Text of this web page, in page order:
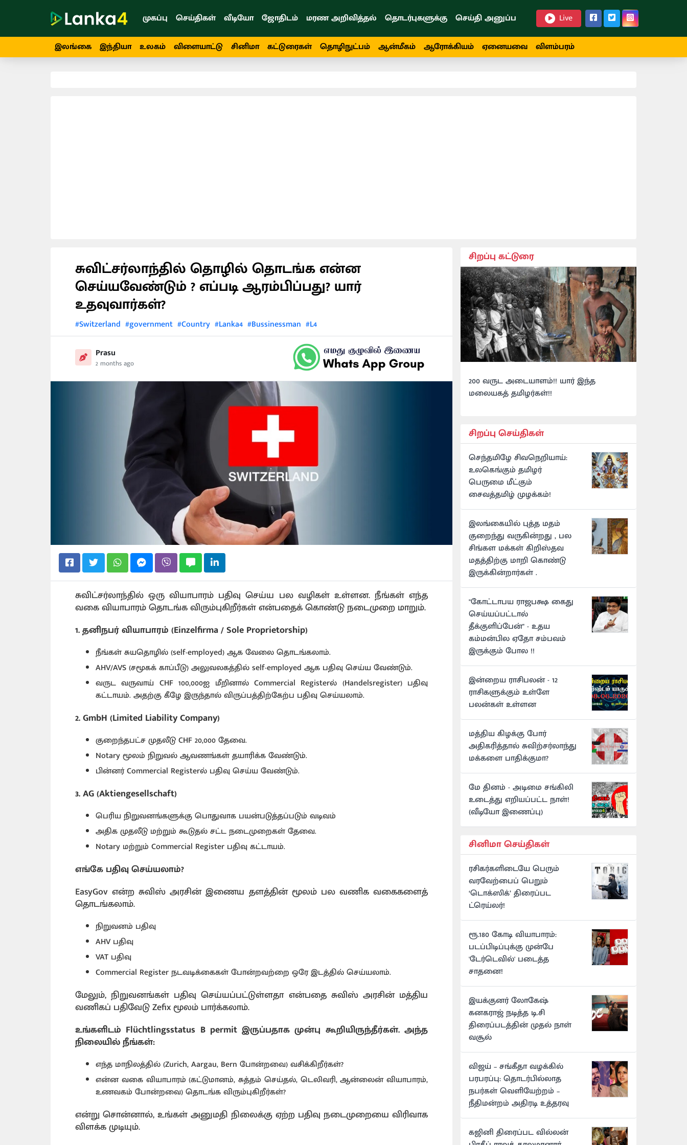
முகப்பு செய்திகள் வீடியோ ஜோதிடம் மரண அறிவித்தல் தொடர்புகளுக்கு செய்தி அனுப்ப Live
இலங்கை இந்தியா உலகம் விளையாட்டு சினிமா கட்டுரைகள் தொழிநுட்பம் ஆன்மீகம் ஆரோக்கியம் ஏனையவை விளம்பரம்
சுவிட்சர்லாந்தில் தொழில் தொடங்க என்ன
செய்யவேண்டும் ? எப்படி ஆரம்பிப்பது? யார்
உதவுவார்கள்?
#Switzerland #government #Country #Lanka4 #Bussinessman #L4
Prasu
2 months ago
சுவிட்சர்லாந்தில் ஒரு வியாபாரம் பதிவு செய்ய பல வழிகள் உள்ளன. நீங்கள் எந்த
வகை வியாபாரம் தொடங்க விரும்புகிறீர்கள் என்பதைக் கொண்டு நடைமுறை மாறும்.
1. தனிநபர் வியாபாரம் (Einzelfirma / Sole Proprietorship)
நீங்கள் சுயதொழில் (self-employed) ஆக வேலை தொடங்கலாம்.
AHV/AVS (சமூகக் காப்பீடு) அலுவலகத்தில் self-employed ஆக பதிவு செய்ய வேண்டும்.
வருட வருவாய் CHF 100,000ஐ மீறினால் Commercial Registerல் (Handelsregister) பதிவு
கட்டாயம். அதற்கு கீழே இருந்தால் விருப்பத்திற்கேற்ப பதிவு செய்யலாம்.
2. GmbH (Limited Liability Company)
குறைந்தபட்ச முதலீடு CHF 20,000 தேவை.
Notary மூலம் நிறுவல் ஆவணங்கள் தயாரிக்க வேண்டும்.
பின்னர் Commercial Registerல் பதிவு செய்ய வேண்டும்.
3. AG (Aktiengesellschaft)
பெரிய நிறுவனங்களுக்கு பொதுவாக பயன்படுத்தப்படும் வடிவம்
அதிக முதலீடு மற்றும் கூடுதல் சட்ட நடைமுறைகள் தேவை.
Notary மற்றும் Commercial Register பதிவு கட்டாயம்.
எங்கே பதிவு செய்யலாம்?
EasyGov என்ற சுவிஸ் அரசின் இணைய தளத்தின் மூலம் பல வணிக வகைகளைத்
தொடங்கலாம்.
நிறுவனம் பதிவு
AHV பதிவு
VAT பதிவு
Commercial Register நடவடிக்கைகள் போன்றவற்றை ஒரே இடத்தில் செய்யலாம்.
மேலும், நிறுவனங்கள் பதிவு செய்யப்பட்டுள்ளதா என்பதை சுவிஸ் அரசின் மத்திய
வணிகப் பதிவேடு Zefix மூலம் பார்க்கலாம்.
உங்களிடம் Flüchtlingsstatus B permit இருப்பதாக முன்பு கூறியிருந்தீர்கள். அந்த
நிலையில் நீங்கள்:
எந்த மாநிலத்தில் (Zurich, Aargau, Bern போன்றவை) வசிக்கிறீர்கள்?
என்ன வகை வியாபாரம் (கட்டுமானம், சுத்தம் செய்தல், டெலிவரி, ஆன்லைன் வியாபாரம்,
உணவகம் போன்றவை) தொடங்க விரும்புகிறீர்கள்?
என்று சொன்னால், உங்கள் அனுமதி நிலைக்கு ஏற்ற பதிவு நடைமுறையை விரிவாக
விளக்க முடியும்.
சிறப்பு கட்டுரை
200 வருட அடையாளம்!! யார் இந்த
மலையகத் தமிழர்கள்!!
சிறப்பு செய்திகள்
செந்தமிழே சிவநெறியாய்:
உலகெங்கும் தமிழர்
பெருமை மீட்கும்
சைவத்தமிழ் முழக்கம்!
இலங்கையில் புத்த மதம்
குறைந்து வருகின்றது , பல
சிங்கள மக்கள் கிறிஸ்தவ
மதத்திற்கு மாறி கொண்டு
இருக்கின்றார்கள் .
"கோட்டாபய ராஜபக்ஷ கைது
செய்யப்பட்டால்
தீக்குளிப்பேன்" - உதய
கம்மன்பில ஏதோ சம்பவம்
இருக்கும் போல !!
இன்றைய ராசிபலன் - 12
ராசிகளுக்கும் உள்ளே
பலன்கள் உள்ளன
மத்திய கிழக்கு போர்
அதிகரித்தால் சுவிற்சர்லாந்து
மக்களை பாதிக்குமா?
மே தினம் - அடிமை சங்கிலி
உடைத்து எறியப்பட்ட நாள்!
(வீடியோ இணைப்பு)
சினிமா செய்திகள்
ரசிகர்களிடையே பெரும்
வரவேற்பைப் பெறும்
‘டொக்ஸிக்’ திரைப்பட
ட்ரெய்லர்!
ரூ.180 கோடி வியாபாரம்:
படப்பிடிப்புக்கு முன்பே
'டேர்டெவில்' படைத்த
சாதனை!
இயக்குனர் லோகேஷ்
கனகராஜ் நடித்த டி.சி
திரைப்படத்தின் முதல் நாள்
வசூல்
விஜய் – சங்கீதா வழக்கில்
பரபரப்பு: தொடர்பில்லாத
நபர்கள் வெளியேற்றம் –
நீதிமன்றம் அதிரடி உத்தரவு
கஜினி திரைப்பட வில்லன்